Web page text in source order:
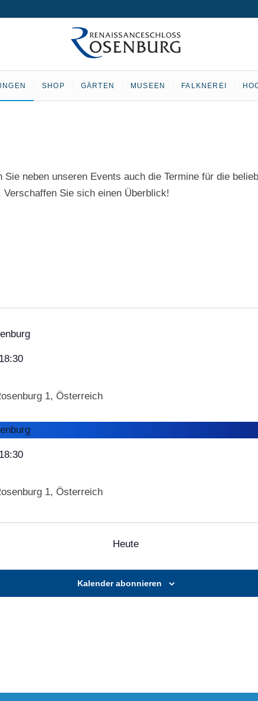
SHOP GÄRTEN MUSEEN FALKNEREI
Sie neben unseren Events auch die Termine für die
Sie sich einen Überblick!
1, Österreich
1, Österreich
Heute
Kalender abonnieren